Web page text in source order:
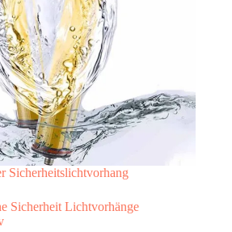
Sicherheitslichtvorhang
Sicherheit Lichtvorhänge